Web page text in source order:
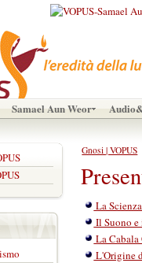
Samael Aun Weor
Gnosi | VOPUS
La
Il Suono e
La Cabala
L'Origine